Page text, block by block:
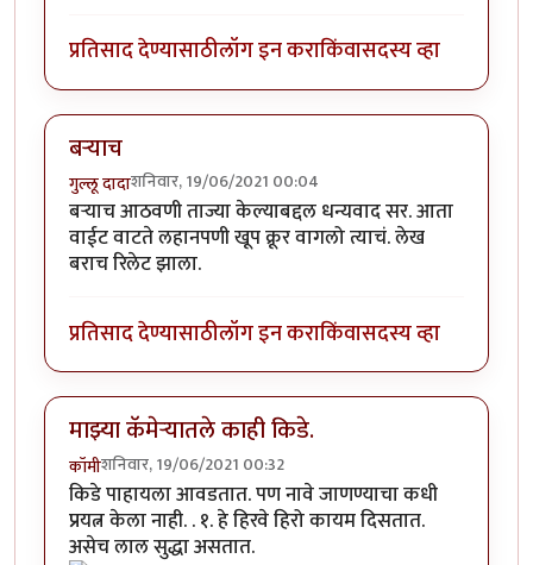
प्रतिसाद देण्यासाठीलॉग इन कराकिंवासदस्य व्हा
बऱ्याच
गुल्लू दादाशनिवार, 19/06/2021 00:04
बऱ्याच आठवणी ताज्या केल्याबद्दल धन्यवाद सर. आता
वाईट वाटते लहानपणी खूप क्रूर वागलो त्याचं. लेख
बराच रिलेट झाला.
प्रतिसाद देण्यासाठीलॉग इन कराकिंवासदस्य व्हा
माझ्या कॅमेऱ्यातले काही किडे.
कॉमीशनिवार, 19/06/2021 00:32
किडे पाहायला आवडतात. पण नावे जाणण्याचा कधी
प्रयत्न केला नाही. . १. हे हिरवे हिरो कायम दिसतात.
असेच लाल सुद्धा असतात.